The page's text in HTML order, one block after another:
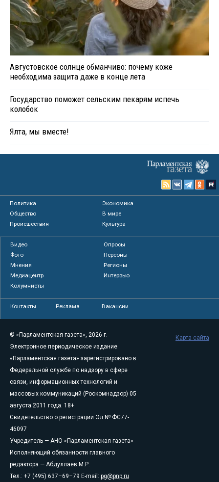
Августовское солнце обманчиво: почему коже
необходима защита даже в конце лета
Государство поможет сельским пекарям испечь
колобок
Ялта, мы вместе!
Политика
Экономика
Общество
В мире
Происшествия
Культура
Видео
Опросы
Фото
Персоны
Мнения
Регионы
Медиацентр
Интервью
Колумнисты
Контакты Реклама Вакансии
© «Парламентская газета», 2026 г.
Электронное периодическое издание
«Парламентская газета» зарегистрировано в
Федеральной службе по надзору в сфере
связи, информационных технологий и
массовых коммуникаций (Роскомнадзор) 05
августа 2011 года. 18+
Свидетельство о регистрации Эл № ФС77-
46097
Учредитель — АНО «Парламентская газета»
Исполняющий обязанности главного
редактора — Абдуллаев М.Р.
Тел.: +7 (495) 637–69–79 E-mail: pg@pnp.ru
Карта сайта